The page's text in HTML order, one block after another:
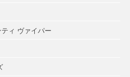
ィ ヴァイパー